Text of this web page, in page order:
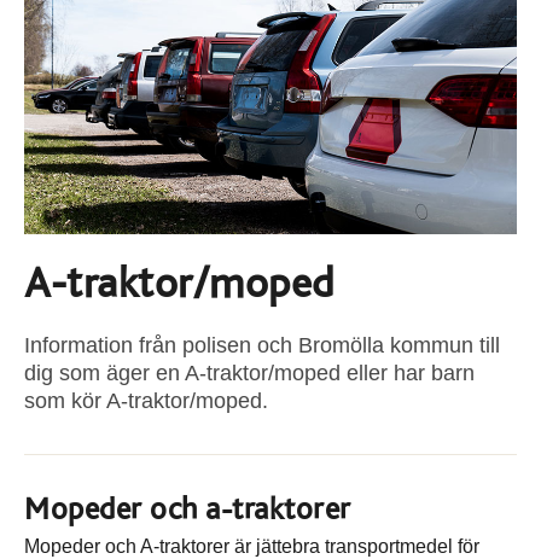
A-traktor/moped
Information från polisen och Bromölla kommun till
dig som äger en A-traktor/moped eller har barn
som kör A-traktor/moped.
Mopeder och a-traktorer
Mopeder och A-traktorer är jättebra transportmedel för